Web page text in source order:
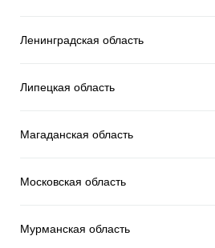
Ленинградская область
Липецкая область
Магаданская область
Московская область
Мурманская область